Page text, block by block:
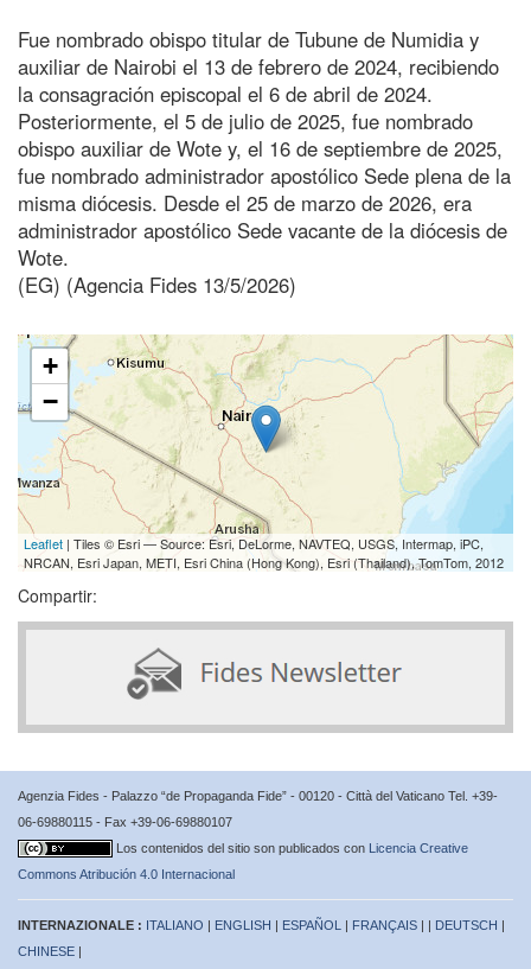
Fue nombrado obispo titular de Tubune de Numidia y
auxiliar de Nairobi el 13 de febrero de 2024, recibiendo
la consagración episcopal el 6 de abril de 2024.
Posteriormente, el 5 de julio de 2025, fue nombrado
obispo auxiliar de Wote y, el 16 de septiembre de 2025,
fue nombrado administrador apostólico Sede plena de la
misma diócesis. Desde el 25 de marzo de 2026, era
administrador apostólico Sede vacante de la diócesis de
Wote.
(EG) (Agencia Fides 13/5/2026)
+
−
Leaflet | Tiles © Esri — Source: Esri, DeLorme, NAVTEQ, USGS, Intermap, iPC,
NRCAN, Esri Japan, METI, Esri China (Hong Kong), Esri (Thailand), TomTom, 2012
Compartir:
Agenzia Fides - Palazzo “de Propaganda Fide” - 00120 - Città del Vaticano Tel. +39-
06-69880115 - Fax +39-06-69880107
Los contenidos del sitio son publicados con Licencia Creative
Commons Atribución 4.0 Internacional
INTERNAZIONALE : ITALIANO | ENGLISH | ESPAÑOL | FRANÇAIS | | DEUTSCH |
CHINESE |